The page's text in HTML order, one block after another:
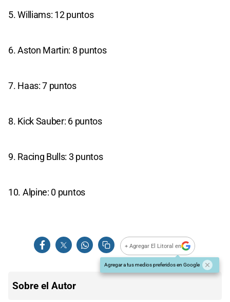
5. Williams: 12 puntos
6. Aston Martin: 8 puntos
7. Haas: 7 puntos
8. Kick Sauber: 6 puntos
9. Racing Bulls: 3 puntos
10. Alpine: 0 puntos
+ Agregar El Litoral en
Agregar a tus medios preferidos en Google
Sobre el Autor